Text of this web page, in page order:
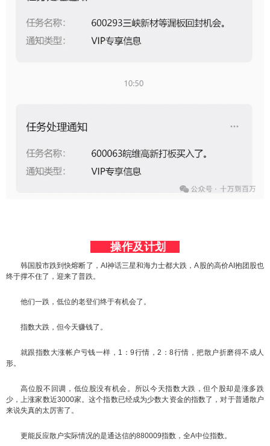
操作及计划
韩国股市跌到快熔断了，AI神话三星和海力士都大跌，A股的高价AI抱团股也
终于撑不住了，迎来了普跌。
他们一跌，低位的老登们终于有机会了。
指数大跌，但今天赚钱了。
就跟指数大涨帐户亏钱一样，1：9行情，2：8行情，把散户折磨得不成人
形。
高位股不回调，低位股没有机会。所以今天指数大跌，但个股却是涨多跌
少，上涨家数近3000家。这个指数已经成为少数大资金的指数了，对于普通散户
来说失真的太厉害了。
更能反应散户实际情况的是通达信的880009指数，全A中位指数。